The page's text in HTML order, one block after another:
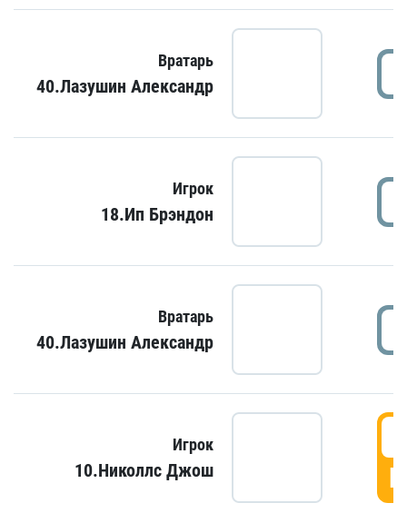
Вратарь
40.Лазушин Александр
Игрок
18.Ип Брэндон
Вратарь
40.Лазушин Александр
Игрок
10.Николлс Джош